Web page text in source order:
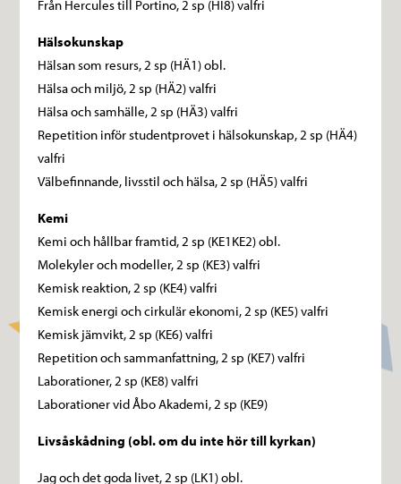
Från Hercules till Portino, 2 sp (HI8) valfri
Hälsokunskap
Hälsan som resurs, 2 sp (HÄ1) obl.
Hälsa och miljö, 2 sp (HÄ2) valfri
Hälsa och samhälle, 2 sp (HÄ3) valfri
Repetition inför studentprovet i hälsokunskap, 2 sp (HÄ4)
valfri
Välbefinnande, livsstil och hälsa, 2 sp (HÄ5) valfri
Kemi
Kemi och hållbar framtid, 2 sp (KE1KE2) obl.
Molekyler och modeller, 2 sp (KE3) valfri
Kemisk reaktion, 2 sp (KE4) valfri
Kemisk energi och cirkulär ekonomi, 2 sp (KE5) valfri
Kemisk jämvikt, 2 sp (KE6) valfri
Repetition och sammanfattning, 2 sp (KE7) valfri
Laborationer, 2 sp (KE8) valfri
Laborationer vid Åbo Akademi, 2 sp (KE9)
Livsåskådning (obl. om du inte hör till kyrkan)
Jag och det goda livet, 2 sp (LK1) obl.